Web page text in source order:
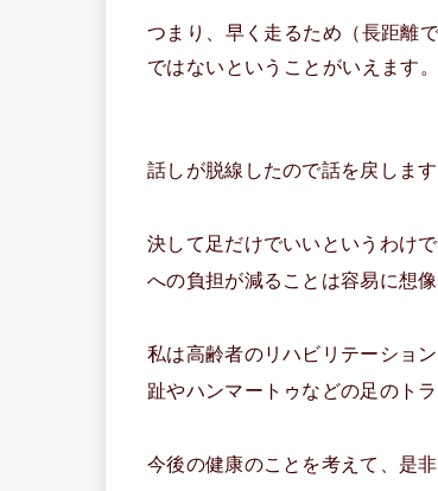
つまり、早く走るため（長距離
ではないということがいえます。
話しが脱線したので話を戻します
決して足だけでいいというわけ
への負担が減ることは容易に想
私は高齢者のリハビリテーショ
趾やハンマートゥなどの足のト
今後の健康のことを考えて、是